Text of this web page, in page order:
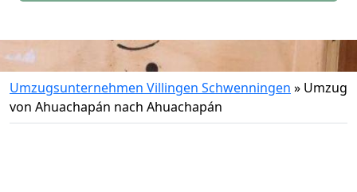
Umzugsunternehmen Villingen Schwenningen » Umzug
von Ahuachapán nach Ahuachapán